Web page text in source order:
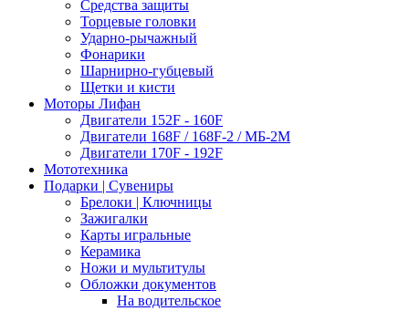
Средства защиты
Торцевые головки
Ударно-рычажный
Фонарики
Шарнирно-губцевый
Щетки и кисти
Моторы Лифан
Двигатели 152F - 160F
Двигатели 168F / 168F-2 / МБ-2М
Двигатели 170F - 192F
Мототехника
Подарки | Сувениры
Брелоки | Ключницы
Зажигалки
Карты игральные
Керамика
Ножи и мультитулы
Обложки документов
На водительское